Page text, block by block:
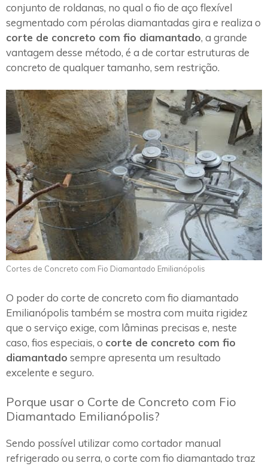
conjunto de roldanas, no qual o fio de aço flexível
segmentado com pérolas diamantadas gira e realiza o
corte de concreto com fio diamantado, a grande
vantagem desse método, é a de cortar estruturas de
concreto de qualquer tamanho, sem restrição.
Cortes de Concreto com Fio Diamantado Emilianópolis
O poder do corte de concreto com fio diamantado
Emilianópolis também se mostra com muita rigidez
que o serviço exige, com lâminas precisas e, neste
caso, fios especiais, o corte de concreto com fio
diamantado sempre apresenta um resultado
excelente e seguro.
Porque usar o Corte de Concreto com Fio
Diamantado Emilianópolis?
Sendo possível utilizar como cortador manual
refrigerado ou serra, o corte com fio diamantado traz